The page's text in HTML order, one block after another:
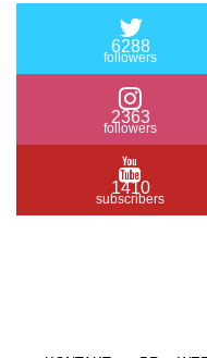
6288
followers
2363
followers
1410
subscribers